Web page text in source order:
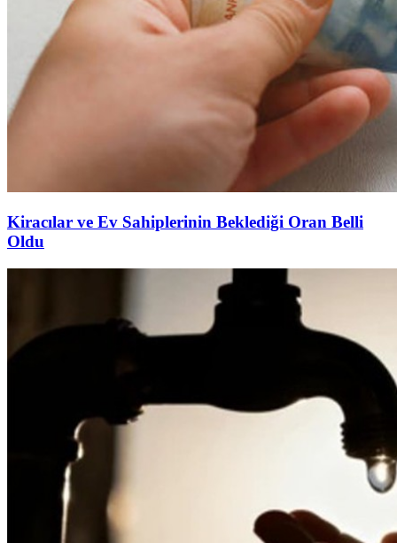
Kiracılar ve Ev Sahiplerinin Beklediği Oran Belli
Oldu